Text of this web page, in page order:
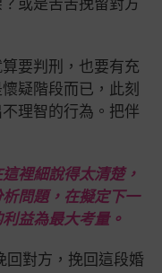
或是苦苦挽留對方
要判刑，也要有充
疑階段而已，此刻
理智的行為。把伴
裡細說得太清楚，
問題，在擬定下一
益為最大考量。
回對方，挽回這段婚